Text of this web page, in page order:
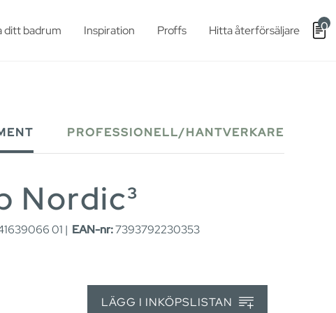
ditt badrum Inspiration Proffs Hitta återförsäljare 0
PROFESSIONELL/HANTVERKARE
Nordic³
01 | EAN-nr:7393792230353
LÄGG I INKÖPSLISTAN